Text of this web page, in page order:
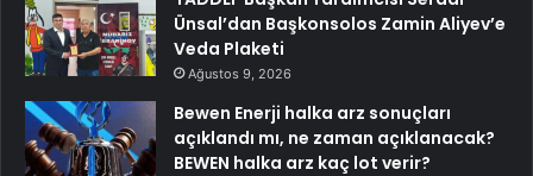
Ünsal’dan Başkonsolos Zamin Aliyev’e
Veda Plaketi
Ağustos 9, 2026
Bewen Enerji halka arz sonuçları
açıklandı mı, ne zaman açıklanacak?
BEWEN halka arz kaç lot verir?